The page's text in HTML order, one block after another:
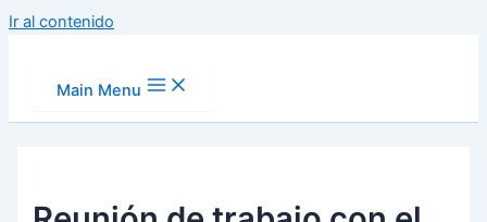
Ir al contenido
Main Menu